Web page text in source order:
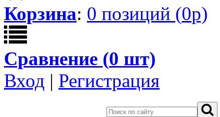
Корзина: 0 позиций (0р)
Сравнение (0 шт)
Вход | Регистрация